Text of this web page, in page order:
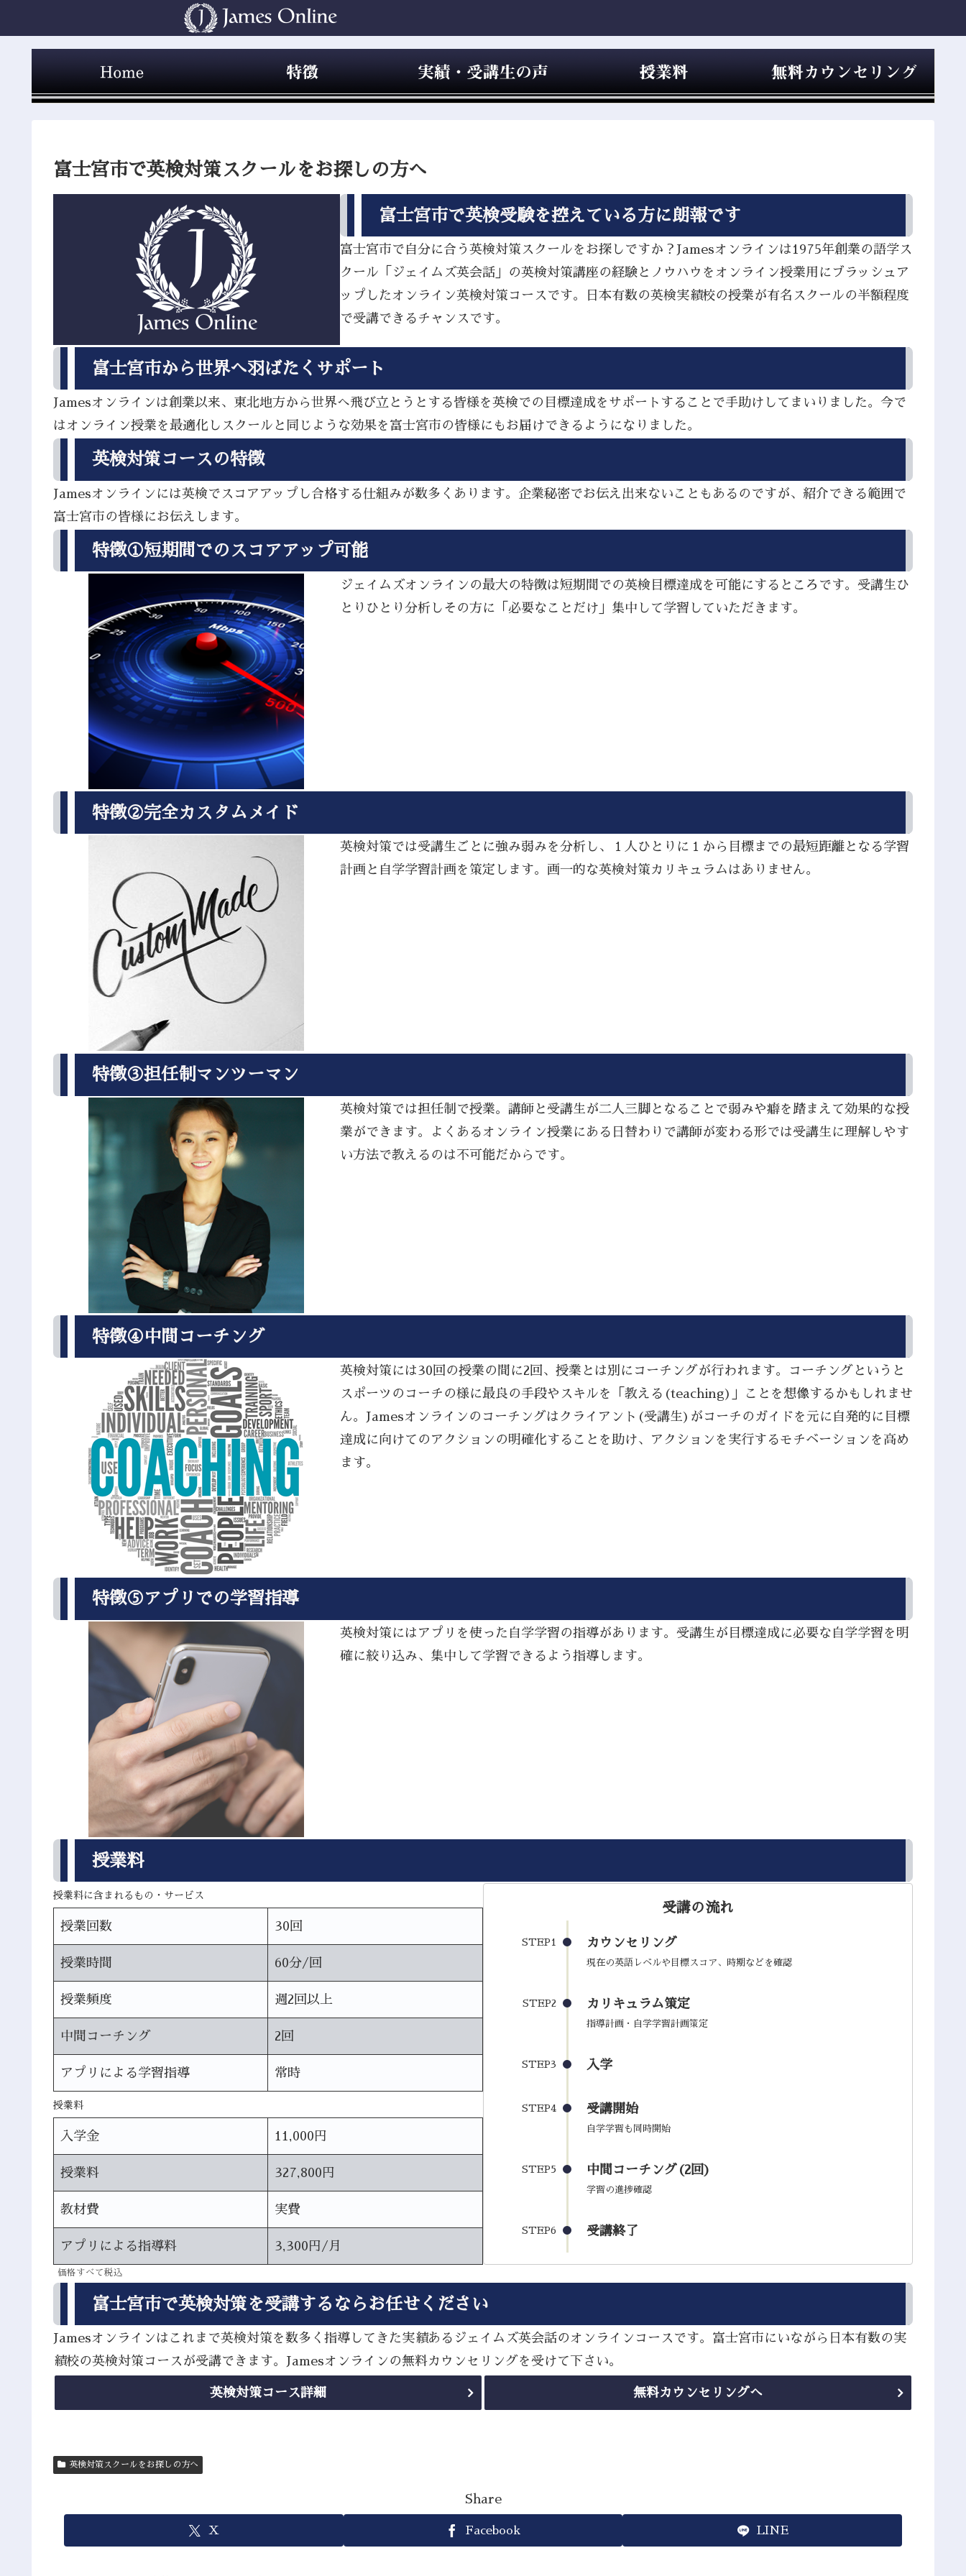
富士宮市で英検対策スクールをお探しの方へ
富士宮市で英検受験を控えている方に朗報です
富士宮市で自分に合う英検対策スクールをお探しですか？Jamesオンラインは1975年創業の語学ス
クール「ジェイムズ英会話」の英検対策講座の経験とノウハウをオンライン授業用にブラッシュア
ップしたオンライン英検対策コースです。日本有数の英検実績校の授業が有名スクールの半額程度
で受講できるチャンスです。
富士宮市から世界へ羽ばたくサポート
Jamesオンラインは創業以来、東北地方から世界へ飛び立とうとする皆様を英検での目標達成をサポートすることで手助けしてまいりました。今で
はオンライン授業を最適化しスクールと同じような効果を富士宮市の皆様にもお届けできるようになりました。
英検対策コースの特徴
Jamesオンラインには英検でスコアアップし合格する仕組みが数多くあります。企業秘密でお伝え出来ないこともあるのですが、紹介できる範囲で
富士宮市の皆様にお伝えします。
特徴①短期間でのスコアアップ可能
ジェイムズオンラインの最大の特徴は短期間での英検目標達成を可能にするところです。受講生ひ
とりひとり分析しその方に「必要なことだけ」集中して学習していただきます。
特徴②完全カスタムメイド
英検対策では受講生ごとに強み弱みを分析し、１人ひとりに１から目標までの最短距離となる学習
計画と自学学習計画を策定します。画一的な英検対策カリキュラムはありません。
特徴③担任制マンツーマン
英検対策では担任制で授業。講師と受講生が二人三脚となることで弱みや癖を踏まえて効果的な授
業ができます。よくあるオンライン授業にある日替わりで講師が変わる形では受講生に理解しやす
い方法で教えるのは不可能だからです。
特徴④中間コーチング
英検対策には30回の授業の間に2回、授業とは別にコーチングが行われます。コーチングというと
スポーツのコーチの様に最良の手段やスキルを「教える(teaching)」ことを想像するかもしれませ
ん。Jamesオンラインのコーチングはクライアント(受講生)がコーチのガイドを元に自発的に目標
達成に向けてのアクションの明確化することを助け、アクションを実行するモチベーションを高め
ます。
特徴⑤アプリでの学習指導
英検対策にはアプリを使った自学学習の指導があります。受講生が目標達成に必要な自学学習を明
確に絞り込み、集中して学習できるよう指導します。
授業料
授業料に含まれるもの・サービス
授業回数 30回
授業時間 60分/回
授業頻度 週2回以上
中間コーチング 2回
アプリによる学習指導 常時
授業料
入学金 11,000円
授業料 327,800円
教材費 実費
アプリによる指導料 3,300円/月
価格すべて税込
受講の流れ
STEP1 カウンセリング
現在の英語レベルや目標スコア、時期などを確認
STEP2 カリキュラム策定
指導計画・自学学習計画策定
STEP3 入学
STEP4 受講開始
自学学習も同時開始
STEP5 中間コーチング(2回)
学習の進捗確認
STEP6 受講終了
富士宮市で英検対策を受講するならお任せください
Jamesオンラインはこれまで英検対策を数多く指導してきた実績あるジェイムズ英会話のオンラインコースです。富士宮市にいながら日本有数の実
績校の英検対策コースが受講できます。Jamesオンラインの無料カウンセリングを受けて下さい。
英検対策コース詳細 無料カウンセリングへ
英検対策スクールをお探しの方へ
Share
X Facebook LINE